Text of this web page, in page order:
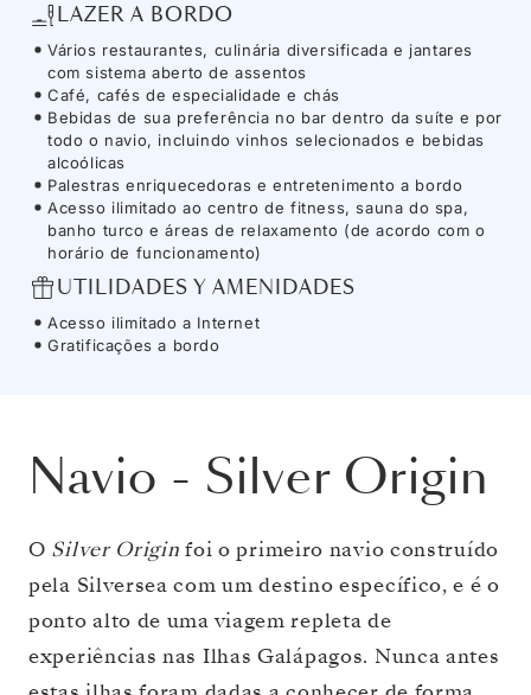
LAZER A BORDO
Vários restaurantes, culinária diversificada e jantares
com sistema aberto de assentos
Café, cafés de especialidade e chás
Bebidas de sua preferência no bar dentro da suíte e por
todo o navio, incluindo vinhos selecionados e bebidas
alcoólicas
Palestras enriquecedoras e entretenimento a bordo
Acesso ilimitado ao centro de fitness, sauna do spa,
banho turco e áreas de relaxamento (de acordo com o
horário de funcionamento)
UTILIDADES Y AMENIDADES
Acesso ilimitado a Internet
Gratificações a bordo
Navio - Silver Origin
O Silver Origin foi o primeiro navio construído
pela Silversea com um destino específico, e é o
ponto alto de uma viagem repleta de
experiências nas Ilhas Galápagos. Nunca antes